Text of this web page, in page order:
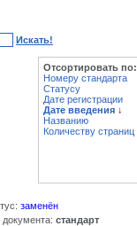
Искать!
Отсортировать по:
Номеру стандарта
Статусу
Дате регистрации
Дате введения ↓
Названию
Количеству страниц
заменён
документа: стандарт